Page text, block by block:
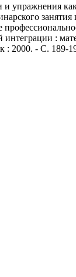
упражнения
интеграции :
: 2000. - С. 189-